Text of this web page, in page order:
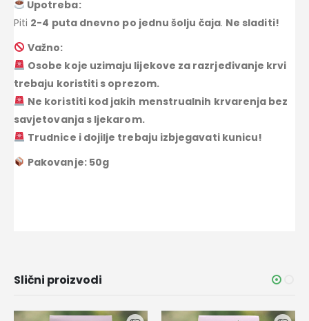
Upotreba:
Piti 2-4 puta dnevno po jednu šolju čaja. Ne sladiti!
Važno:
Osobe koje uzimaju lijekove za razrjeđivanje krvi
trebaju koristiti s oprezom.
Ne koristiti kod jakih menstrualnih krvarenja bez
savjetovanja s ljekarom.
Trudnice i dojilje trebaju izbjegavati kunicu!
Pakovanje: 50g
Slični proizvodi